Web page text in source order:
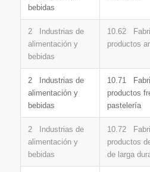
bebidas
2 Industrias de
alimentación y
bebidas
10.62
productos
2 Industrias de
alimentación y
bebidas
10.71
productos
pastelería
2 Industrias de
alimentación y
bebidas
10.72
productos
de larga